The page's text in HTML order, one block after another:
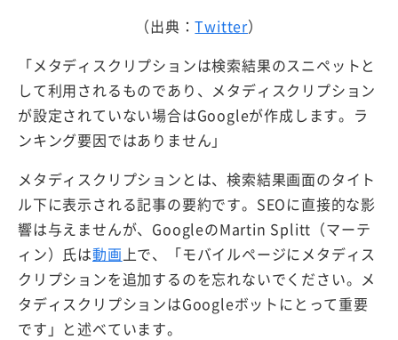
（出典：Twitter）
「メタディスクリプションは検索結果のスニペットと
して利用されるものであり、メタディスクリプション
が設定されていない場合はGoogleが作成します。ラ
ンキング要因ではありません」
メタディスクリプションとは、検索結果画面のタイト
ル下に表示される記事の要約です。SEOに直接的な影
響は与えませんが、GoogleのMartin Splitt（マーテ
ィン）氏は動画上で、「モバイルページにメタディス
クリプションを追加するのを忘れないでください。メ
タディスクリプションはGoogleボットにとって重要
です」と述べています。